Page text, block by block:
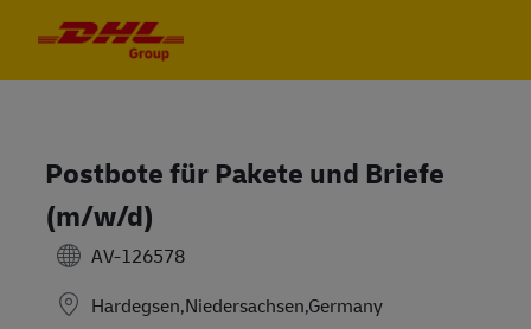
Postbote für Pakete und Briefe
(m/w/d)
AV-126578
Hardegsen,Niedersachsen,Germany